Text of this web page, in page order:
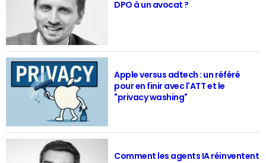
DPO à un avocat ?
Apple versus adtech : un référé
pour en finir avec l'ATT et le
"privacy washing"
Comment les agents IA réinventent